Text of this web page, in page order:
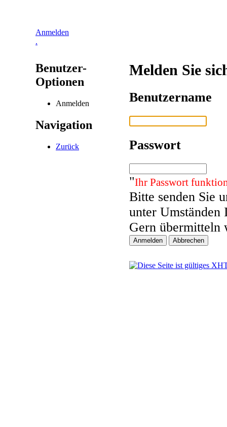
Anmelden
.
Benutzer-
Optionen
Anmelden
Navigation
Zurück
Melden Sie
Benutzername
Passwort
"Ihr Passwort
Bitte senden Sie
unter Umständen
Gern übermitteln